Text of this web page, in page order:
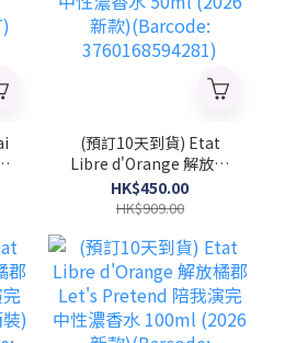
(預訂10天到貨) Etat
Libre d'Orange 解放橘
郡 Let's Pretend 陪我演
完 中性濃香水 50ml
3760168594281)
HK$450.00
HK$909.00